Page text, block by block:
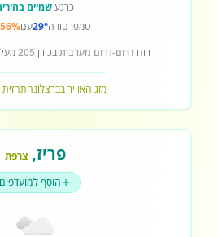
כרגעשמיים
טמפרטורה29°עם56%
רוח דרום-דרום מערביתבכיוון 205
מזג האוויר בברצלונהתחזית
פריז,צרפת
הוסף למועדפים